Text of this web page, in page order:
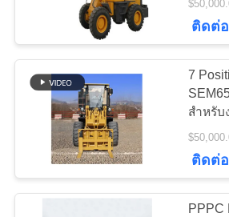
เครื่องบดหิน
อะไหล่เครื่องจั
ติดต่อ
7
สำหรับ
ติดต่อ
PPPC